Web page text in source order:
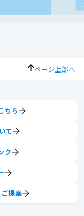
ページ上部へ
ちら
て
ク
提案